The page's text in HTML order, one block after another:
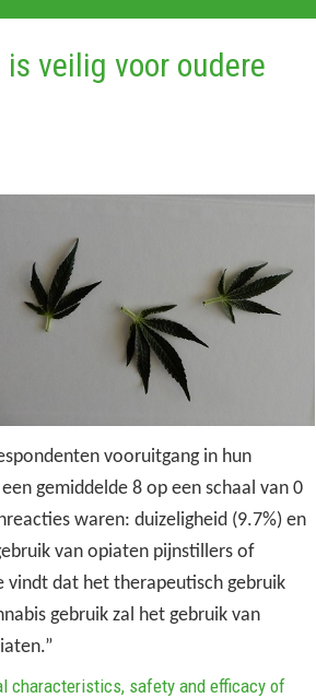
veilig voor oudere
vooruitgang in hun
gemiddelde 8 op een schaal van 0
waren: duizeligheid (9.7%) en
van opiaten pijnstillers of
vindt dat het therapeutisch gebruik
gebruik zal het gebruik van
characteristics, safety and efficacy of